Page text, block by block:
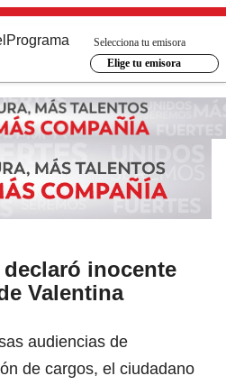
Programa
Selecciona tu emisora
Elige tu emisora
inocente
Valentina
audiencias de
de cargos, el ciudadano